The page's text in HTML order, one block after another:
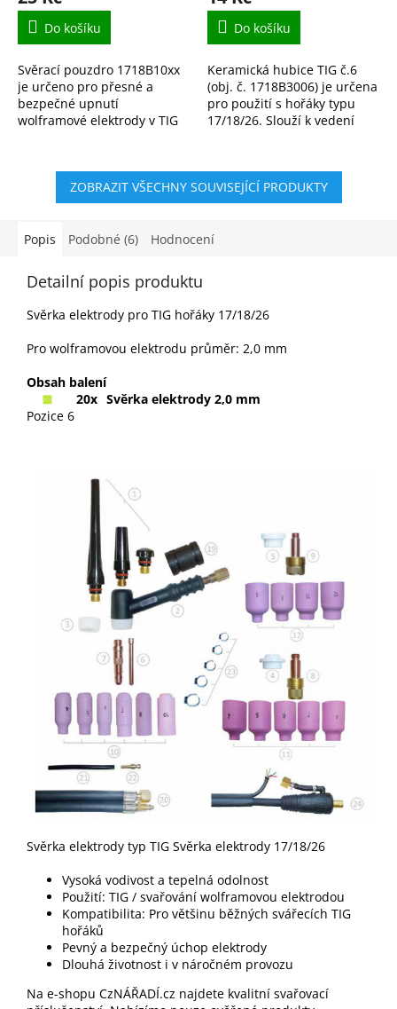
Do košíku
Svěrací pouzdro 1718B10xx
je určeno pro přesné a
bezpečné upnutí
wolframové elektrody v TIG
stabilní uchycení elektrody
Do košíku
Keramická hubice TIG č.6
(obj. č. 1718B3006) je určena
pro použití s hořáky typu
17/18/26. Slouží k vedení
svařování a zajišťuje...
ZOBRAZIT VŠECHNY SOUVISEJÍCÍ PRODUKTY
Popis Podobné (6) Hodnocení
Detailní popis produktu
Svěrka elektrody pro TIG hořáky 17/18/26
Pro wolframovou elektrodu průměr: 2,0 mm
Obsah balení
20x Svěrka elektrody 2,0 mm
Pozice 6
Svěrka elektrody typ TIG Svěrka elektrody 17/18/26
Vysoká vodivost a tepelná odolnost
Použití: TIG / svařování wolframovou elektrodou
Kompatibilita: Pro většinu běžných svářecích TIG
hořáků
Pevný a bezpečný úchop elektrody
Dlouhá životnost i v náročném provozu
Na e-shopu CzNÁŘADÍ.cz najdete kvalitní svařovací